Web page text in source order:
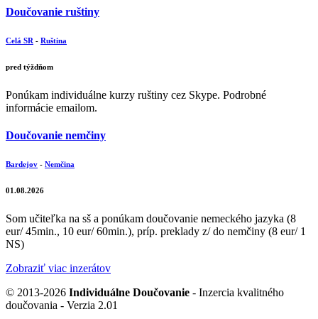
Doučovanie ruštiny
Celá SR - Ruština
pred týždňom
Ponúkam individuálne kurzy ruštiny cez Skype. Podrobné
informácie emailom.
Doučovanie nemčiny
Bardejov - Nemčina
01.08.2026
Som učiteľka na sš a ponúkam doučovanie nemeckého jazyka (8
eur/ 45min., 10 eur/ 60min.), príp. preklady z/ do nemčiny (8 eur/ 1
NS)
Zobraziť viac inzerátov
© 2013-2026 Individuálne Doučovanie - Inzercia kvalitného
doučovania - Verzia 2.01